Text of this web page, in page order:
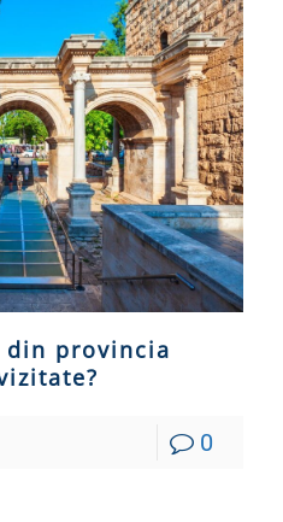
din provincia
0